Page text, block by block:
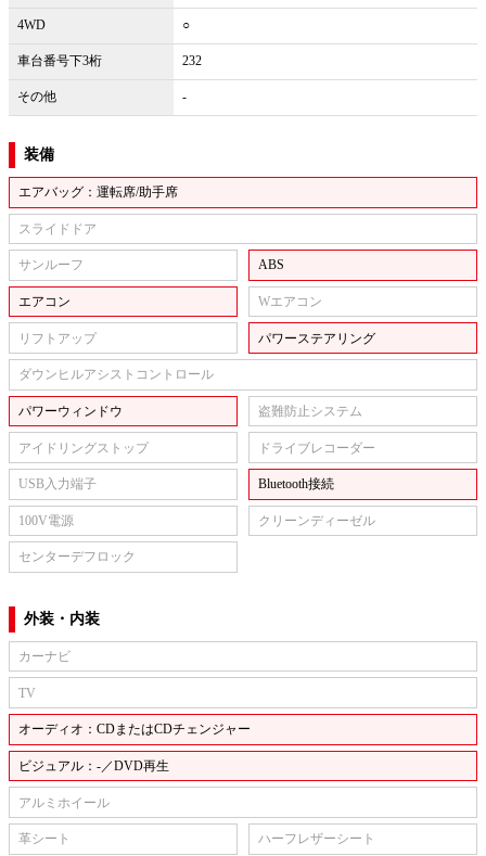
4WD ○
車台番号下3桁 232
その他 -
装備
エアバッグ：運転席/助手席
スライドドア
サンルーフ ABS
エアコン Wエアコン
リフトアップ パワーステアリング
ダウンヒルアシストコントロール
パワーウィンドウ 盗難防止システム
アイドリングストップ ドライブレコーダー
USB入力端子 Bluetooth接続
100V電源 クリーンディーゼル
センターデフロック
外装・内装
カーナビ
TV
オーディオ：CDまたはCDチェンジャー
ビジュアル：-／DVD再生
アルミホイール
革シート ハーフレザーシート